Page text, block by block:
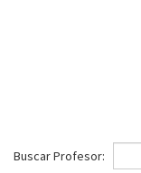
Buscar Profesor: